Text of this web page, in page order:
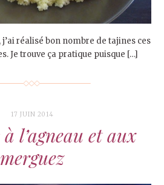
j’ai réalisé bon nombre de tajines ces
Je trouve ça pratique puisque […]
17 JUIN 2014
l’agneau et aux
merguez